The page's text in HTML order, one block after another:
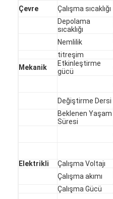
VR Gösterisi
Fabrika turu
Kalite Kontrolü
Çevre Çalışma sıcaklığı
Depolama
sıcaklığı
Nemlilik
titreşim
Mekanik
Etkinleştirme
gücü
Değiştirme Dersi
Beklenen Yaşam
Süresi
Elektrikli
Çalışma Voltajı
Çalışma akımı
Çalışma Gücü